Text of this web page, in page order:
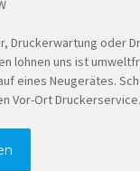
Druckerwartung oder
lohnen uns ist
eines Neugerätes.
Vor-Ort Druckerservice.